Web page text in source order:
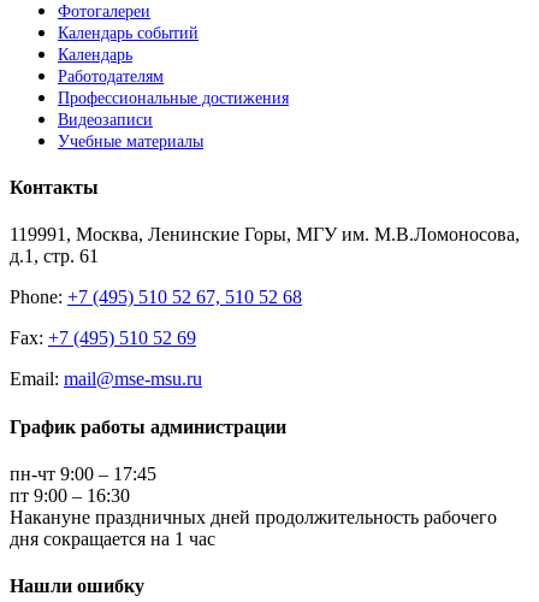
Фотогалереи
Календарь событий
Календарь
Работодателям
Профессиональные достижения
Видеозаписи
Учебные материалы
Контакты
119991, Москва, Ленинские Горы, МГУ им. М.В.Ломоносова,
д.1, стр. 61
Phone: +7 (495) 510 52 67, 510 52 68
Fax: +7 (495) 510 52 69
Email: mail@mse-msu.ru
График работы администрации
пн-чт 9:00 – 17:45
пт 9:00 – 16:30
Накануне праздничных дней продолжительность рабочего
дня сокращается на 1 час
Нашли ошибку